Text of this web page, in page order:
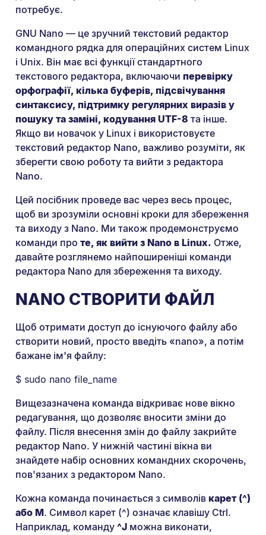
потребує.
GNU Nano — це зручний текстовий редактор
командного рядка для операційних систем Linux
і Unix. Він має всі функції стандартного
текстового редактора, включаючи перевірку
орфографії, кілька буферів, підсвічування
синтаксису, підтримку регулярних виразів у
пошуку та заміні, кодування UTF-8 та інше.
Якщо ви новачок у Linux і використовуєте
текстовий редактор Nano, важливо розуміти, як
зберегти свою роботу та вийти з редактора
Nano.
Цей посібник проведе вас через весь процес,
щоб ви зрозуміли основні кроки для збереження
та виходу з Nano. Ми також продемонструємо
команди про те, як вийти з Nano в Linux. Отже,
давайте розглянемо найпоширеніші команди
редактора Nano для збереження та виходу.
NANO СТВОРИТИ ФАЙЛ
Щоб отримати доступ до існуючого файлу або
створити новий, просто введіть «nano», а потім
бажане ім'я файлу:
$ sudo nano file_name
Вищезазначена команда відкриває нове вікно
редагування, що дозволяє вносити зміни до
файлу. Після внесення змін до файлу закрийте
редактор Nano. У нижній частині вікна ви
знайдете набір основних командних скорочень,
пов'язаних з редактором Nano.
Кожна команда починається з символів карет (^)
або M. Символ карет (^) означає клавішу Ctrl.
Наприклад, команду ^J можна виконати,